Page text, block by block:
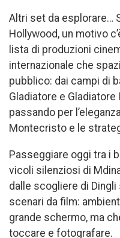
Altri set da esplorare…
Hollywood, un motivo
lista di produzioni
internazionale che
pubblico: dai campi di
Gladiatore e Gladiatore
passando per
Montecristo e le
Passeggiare oggi tra i
vicoli silenziosi di
dalle scogliere di
scenari da film:
grande schermo, ma
toccare e fotografare.